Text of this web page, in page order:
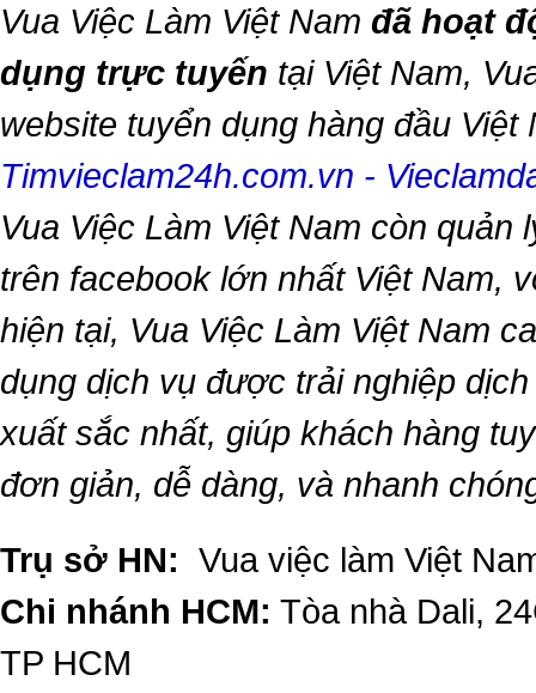
Vua Việc Làm Việt Nam đã hoạt
dụng trực tuyến tại Việt Nam,
website tuyển dụng hàng đầu
Timvieclam24h.com.vn -
Vua Việc Làm Việt Nam còn quản
trên facebook lớn nhất Việt Nam,
hiện tại, Vua Việc Làm Việt Nam
dụng dịch vụ được trải nghiệp
xuất sắc nhất, giúp khách hàng
đơn giản, dễ dàng, và nhanh
Trụ sở HN: Vua việc làm Việt
Chi nhánh HCM: Tòa nhà Dali,
TP HCM